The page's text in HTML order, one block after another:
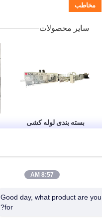
سایر محصولات
بسته بندی لوله کشی
8:57 AM
Good day, what product are
for?